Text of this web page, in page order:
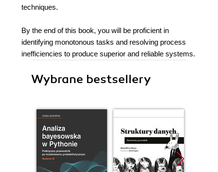
techniques.
By the end of this book, you will be proficient in
identifying monotonous tasks and resolving process
inefficiencies to produce superior and reliable systems.
Wybrane bestsellery